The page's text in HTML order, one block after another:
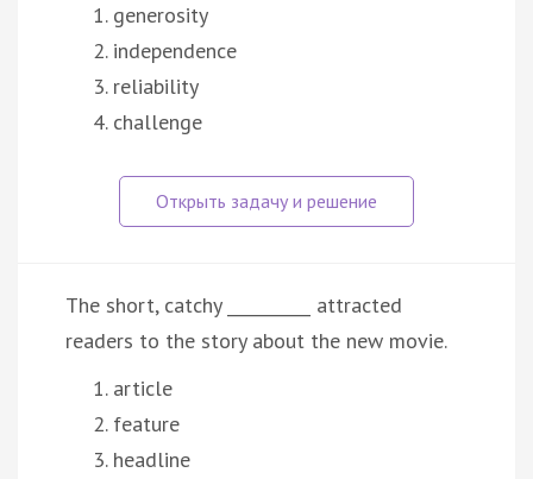
generosity
independence
reliability
challenge
The short, catchy __________ attracted
readers to the story about the new movie.
article
feature
headline